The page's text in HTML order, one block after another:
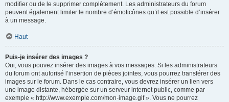
modifier ou de le supprimer complètement. Les administrateurs du forum
peuvent également limiter le nombre d’émoticônes qu’il est possible d’insérer
à un message.
Haut
Puis-je insérer des images ?
Oui, vous pouvez insérer des images à vos messages. Si les administrateurs
du forum ont autorisé l’insertion de pièces jointes, vous pourrez transférer des
images sur le forum. Dans le cas contraire, vous devrez insérer un lien vers
une image distante, hébergée sur un serveur internet public, comme par
exemple « http://www.exemple.com/mon-image.gif ». Vous ne pourrez